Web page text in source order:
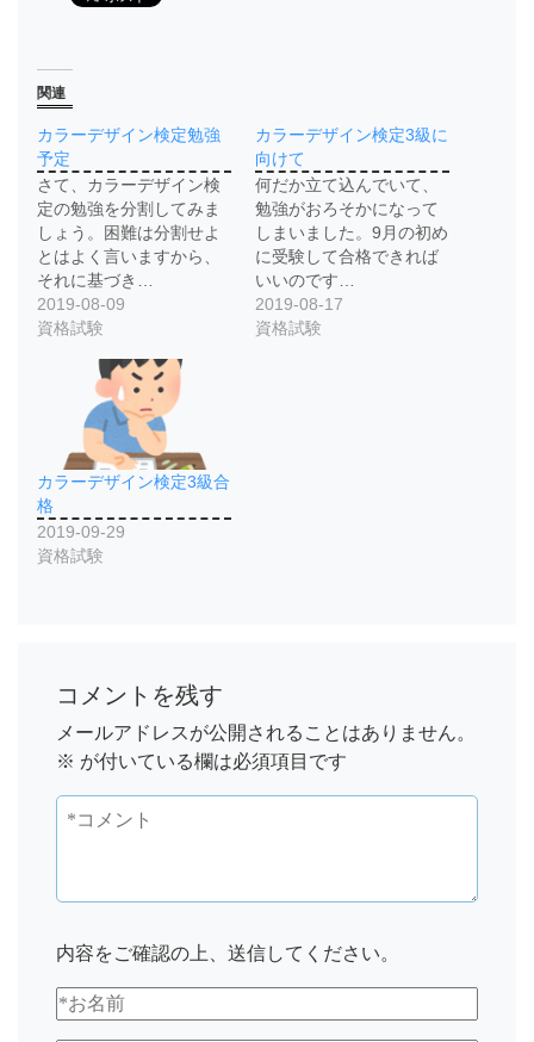
関連
カラーデザイン検定勉強
予定
さて、カラーデザイン検
定の勉強を分割してみま
しょう。困難は分割せよ
とはよく言いますから、
それに基づき…
2019-08-09
資格試験
カラーデザイン検定3級に
向けて
何だか立て込んでいて、
勉強がおろそかになって
しまいました。9月の初め
に受験して合格できれば
いいのです…
2019-08-17
資格試験
カラーデザイン検定3級合
格
2019-09-29
資格試験
コメントを残す
メールアドレスが公開されることはありません。
※ が付いている欄は必須項目です
内容をご確認の上、送信してください。